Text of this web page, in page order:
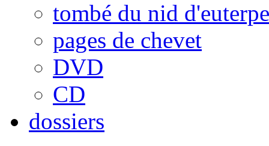
tombé du nid d'euterpe
pages de chevet
DVD
CD
dossiers